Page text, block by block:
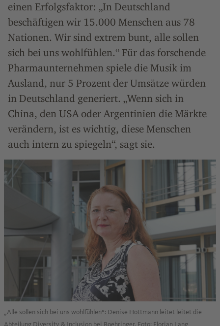
einen Erfolgsfaktor: „In Deutschland
beschäftigen wir 15.000 Menschen aus 78
Nationen. Wir sind extrem bunt, alle sollen
sich bei uns wohlfühlen.“ Für das forschende
Pharmaunternehmen spiele die Musik im
Ausland, nur 5 Prozent der Umsätze würden
in Deutschland generiert. „Wenn sich in
China, den USA oder Argentinien die Märkte
verändern, ist es wichtig, diese Menschen
auch intern zu spiegeln“, sagt sie.
„Alle sollen sich bei uns wohlfühlen“: Denise Hottmann leitet leitet die
Abteilung Diversity & Inclusion bei Boehringer. Foto: Florian Lang